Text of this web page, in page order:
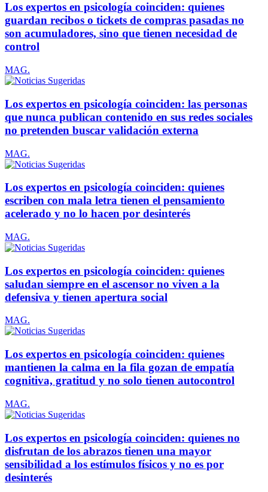
Los expertos en psicología coinciden: quienes
guardan recibos o tickets de compras pasadas no
son acumuladores, sino que tienen necesidad de
control
MAG.
Los expertos en psicología coinciden: las personas
que nunca publican contenido en sus redes sociales
no pretenden buscar validación externa
MAG.
Los expertos en psicología coinciden: quienes
escriben con mala letra tienen el pensamiento
acelerado y no lo hacen por desinterés
MAG.
Los expertos en psicología coinciden: quienes
saludan siempre en el ascensor no viven a la
defensiva y tienen apertura social
MAG.
Los expertos en psicología coinciden: quienes
mantienen la calma en la fila gozan de empatía
cognitiva, gratitud y no solo tienen autocontrol
MAG.
Los expertos en psicología coinciden: quienes no
disfrutan de los abrazos tienen una mayor
sensibilidad a los estímulos físicos y no es por
desinterés